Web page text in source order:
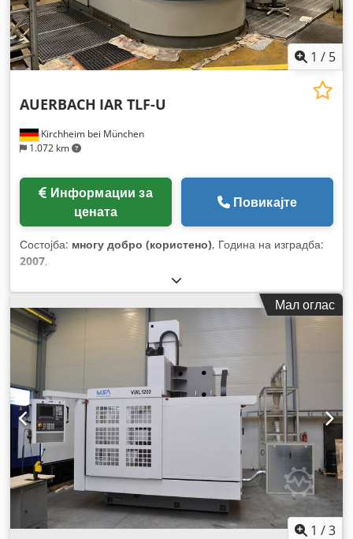
1 / 5
Kirchheim bei München
1.072 km
AUERBACH IAR TLF-U
цената
Повикајте
Состојба: многу добро (користено), Година на изградба:
2007,
Мал оглас
1 /3